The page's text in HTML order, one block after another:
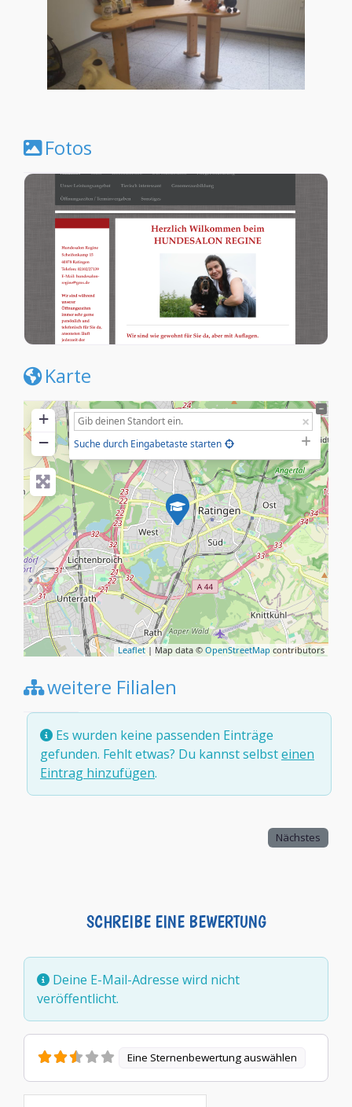
Fotos
Karte
+
−
Suche durch Eingabetaste starten
Leaflet| Map data © OpenStreetMap contributors
weitere Filialen
Es wurden keine passenden Einträge
gefunden. Fehlt etwas? Du kannst selbsteinen
Eintrag hinzufügen.
Nächstes
SCHREIBE EINE BEWERTUNG
Deine E-Mail-Adresse wird nicht
veröffentlicht.
Eine Sternenbewertung auswählen